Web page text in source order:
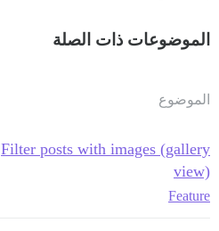
الموضوعات ذات الصلة
الموضوع
Filter posts with images (gallery
view)
Feature